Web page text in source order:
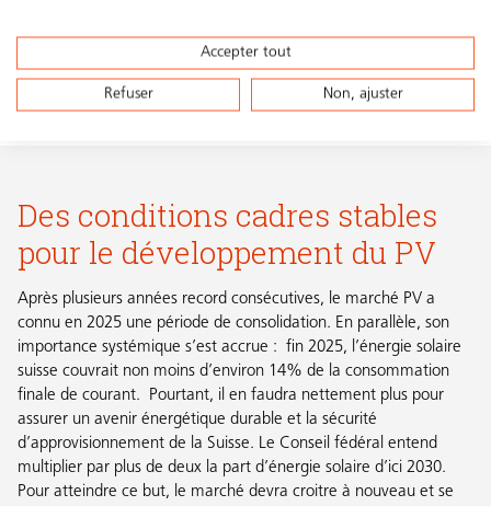
présentés de manière
concise
Des conditions cadres stables
pour le développement du PV
Après plusieurs années record consécutives, le marché PV a
connu en 2025 une période de consolidation. En parallèle, son
importance systémique s’est accrue : fin 2025, l’énergie solaire
suisse couvrait non moins d’environ 14% de la consommation
finale de courant. Pourtant, il en faudra nettement plus pour
assurer un avenir énergétique durable et la sécurité
d’approvisionnement de la Suisse. Le Conseil fédéral entend
multiplier par plus de deux la part d’énergie solaire d’ici 2030.
Pour atteindre ce but, le marché devra croitre à nouveau et se
Accepter tout
Refuser Non, ajuster